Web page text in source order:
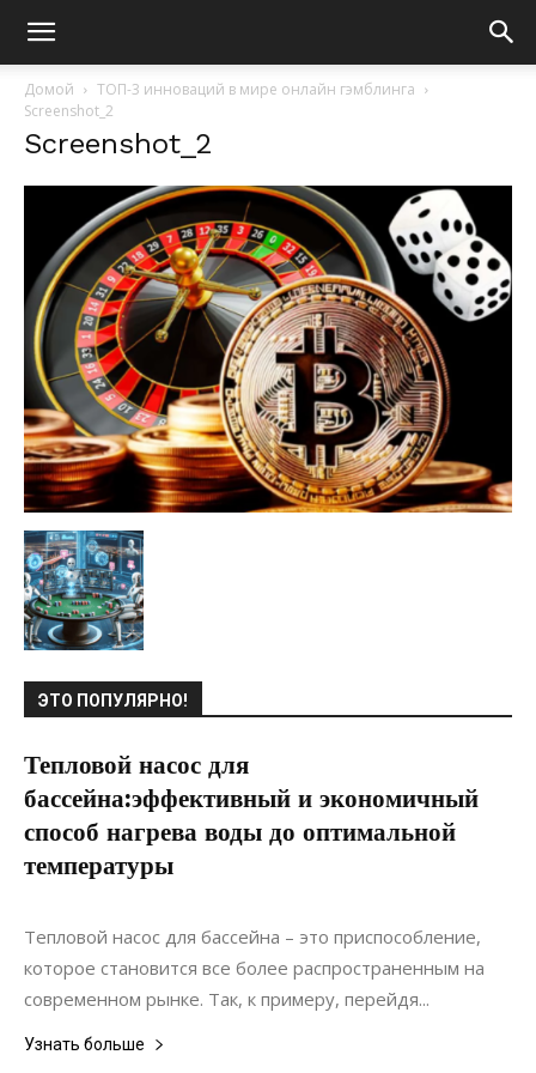
Домой
ТОП-3 инноваций в мире онлайн гэмблинга
Screenshot_2
Screenshot_2
ЭТО ПОПУЛЯРНО!
Тепловой насос для
бассейна:эффективный и экономичный
способ нагрева воды до оптимальной
температуры
21.11.2019
Тепловой насос для бассейна – это приспособление,
которое становится все более распространенным на
современном рынке. Так, к примеру, перейдя...
Узнать больше